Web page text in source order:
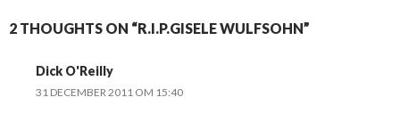
2 THOUGHTS ON “R.I.P.GISELE WULFSOHN”
Dick O'Reilly
31 DECEMBER 2011 OM 15:40